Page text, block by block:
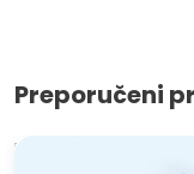
Preporučeni
Uljana boja Studio XL